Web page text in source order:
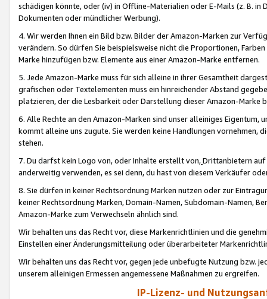
schädigen könnte, oder (iv) in Offline-Materialien oder E-Mails (z. B. in
Dokumenten oder mündlicher Werbung).
4. Wir werden Ihnen ein Bild bzw. Bilder der Amazon-Marken zur
verändern. So dürfen Sie beispielsweise nicht die Proportionen,
Marke hinzufügen bzw. Elemente aus einer Amazon-Marke entfernen.
5. Jede Amazon-Marke muss für sich alleine in ihrer Gesamtheit
grafischen oder Textelementen muss ein hinreichender Abstand
platzieren, der die Lesbarkeit oder Darstellung dieser Amazon-Marke
6. Alle Rechte an den Amazon-Marken sind unser alleiniges
kommt alleine uns zugute. Sie werden keine Handlungen vornehmen,
stehen.
7. Du darfst kein Logo von, oder Inhalte erstellt von,Drittanbietern auf
anderweitig verwenden, es sei denn, du hast von diesem Verkäufer
8. Sie dürfen in keiner Rechtsordnung Marken nutzen oder zur
keiner Rechtsordnung Marken, Domain-Namen, Subdomain-Namen,
Amazon-Marke zum Verwechseln ähnlich sind.
Wir behalten uns das Recht vor, diese Markenrichtlinien und die
Einstellen einer Änderungsmitteilung oder überarbeiteter
Wir behalten uns das Recht vor, gegen jede unbefugte Nutzung bzw.
unserem alleinigen Ermessen angemessene Maßnahmen zu ergreifen.
IP-Lizenz- und